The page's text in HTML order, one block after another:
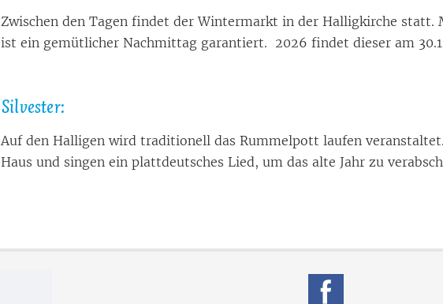
Zwi­schen den Ta­gen ﬁn­det der Win­ter­markt in der Hal­lig­kir­che statt.
ist ein ge­müt­li­cher Nach­mit­tag ga­ran­tiert. 2026 fin­det die­ser am
Sil­ves­ter:
Auf den Hal­li­gen wird tra­di­tio­nell das Rum­mel­pott lau­fen
Haus und sin­gen ein platt­deut­sches Lied, um das alte Jahr zu